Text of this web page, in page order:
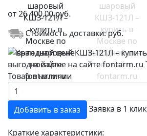
от26 400,00руб.
Стоимость доставки:руб.
Товар в наличии
Добавить в заказ Заявка в 1 клик
Краткие характеристики: